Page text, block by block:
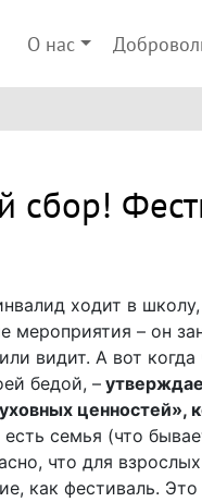
О нас
сбор!
ходит в
мероприятия – он
видит. А вот
бедой, –
семья (что
что для
как фестиваль.